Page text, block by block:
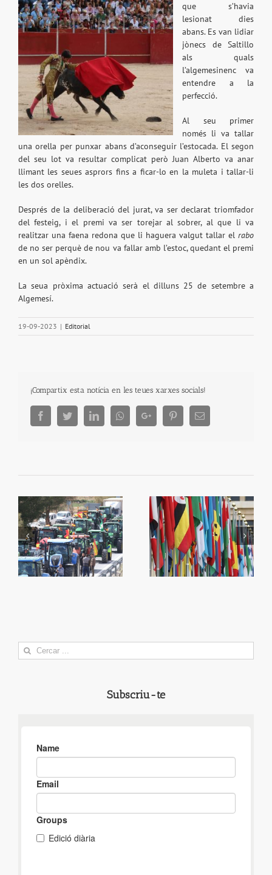
que s’havia
lesionat dies
abans. Es van lidiar
jònecs de Saltillo
als quals
l’algemesinenc va
entendre a la
perfecció.
Al seu primer
només li va tallar
una orella per punxar abans d’aconseguir l’estocada. El segon
del seu lot va resultar complicat però Juan Alberto va anar
llimant les seues asprors fins a ficar-lo en la muleta i tallar-li
les dos orelles.
Després de la deliberació del jurat, va ser declarat triomfador
del festeig, i el premi va ser torejar al sobrer, al que li va
realitzar una faena redona que li haguera valgut tallar el rabo
de no ser perquè de nou va fallar amb l’estoc, quedant el premi
en un sol apèndix.
La seua pròxima actuació serà el dilluns 25 de setembre a
Algemesí.
19-09-2023 | Editorial
¡Compartix esta notícia en les teues xarxes socials!
FacebookTwitterLinkedInWhatsappGoogle+ PinterestEmail
Qüestió de banderes
La plaça de bous, un
tresor per mostrar
Search
for:
Subscriu-te